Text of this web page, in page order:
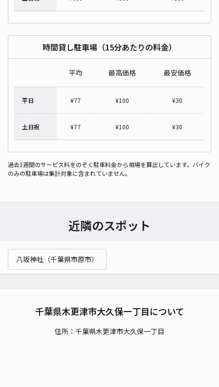
時間貸し駐車場（15分あたりの料金）
平均 最高価格 最安価格
平日 ¥77 ¥100 ¥30
土日祝 ¥77 ¥100 ¥30
過去1週間のサービス料をのぞく駐車料金から相場を算出しています。バイク
のみの駐車場は集計対象に含まれていません。
近隣のスポット
八坂神社（千葉県市原市）
千葉県木更津市大久保一丁目について
住所：千葉県木更津市大久保一丁目